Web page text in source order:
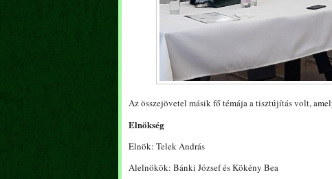
Az összejövetel másik fő témája a tisztújítás volt,
Elnökség
Elnök: Telek András
Alelnökök: Bánki József és Kökény Bea